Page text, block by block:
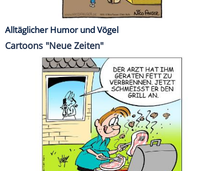
Alltäglicher Humor und Vögel
Cartoons "Neue Zeiten"